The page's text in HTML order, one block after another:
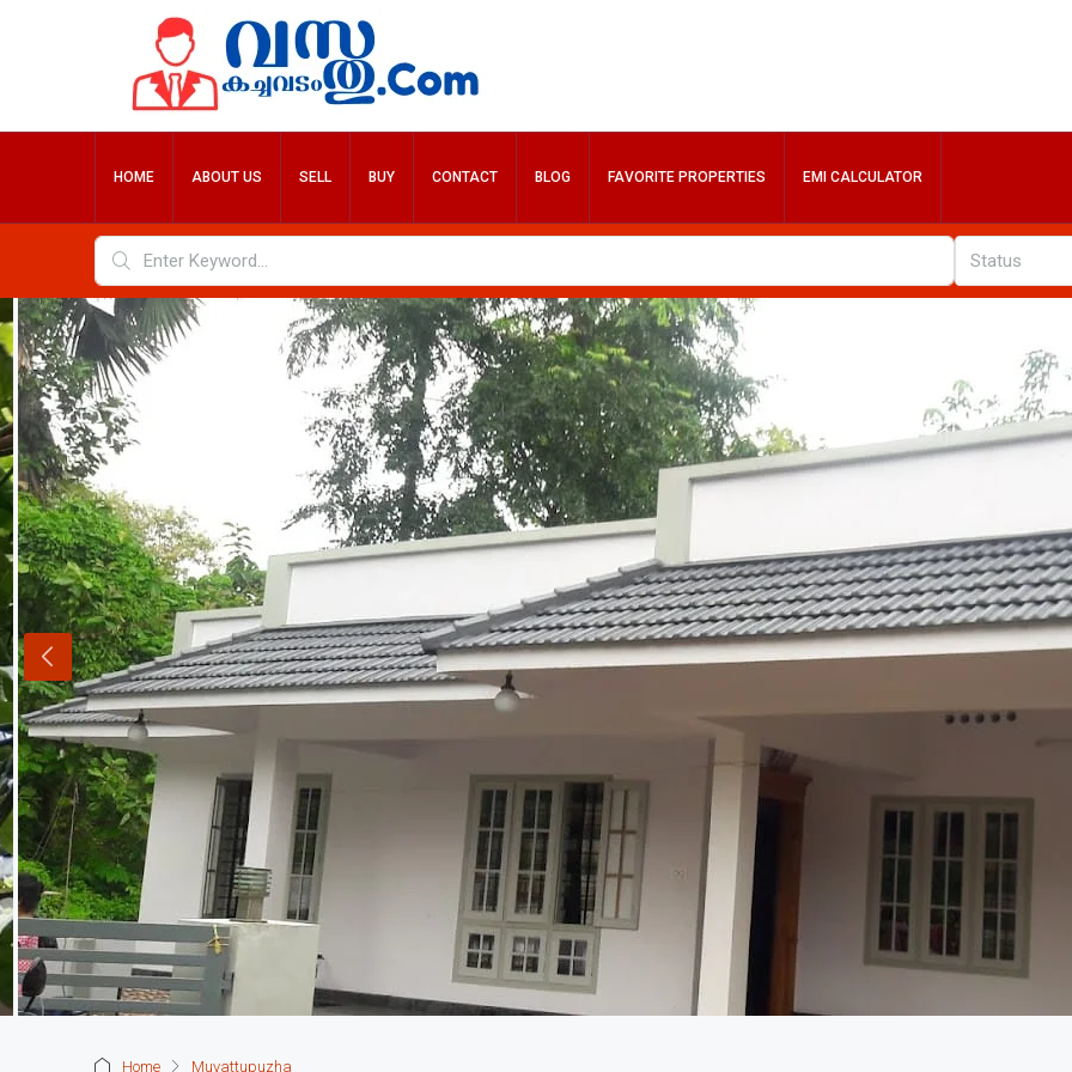
HOME ABOUT US SELL BUY CONTACT BLOG FAVORITE PROPERTIES EMI CALCULATOR
Status
Home Muvattupuzha